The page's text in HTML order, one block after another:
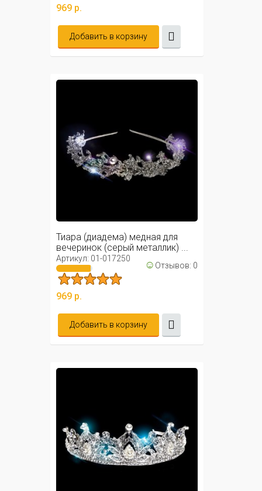
969 р.
Добавить в корзину
Тиара (диадема) медная для
вечеринок (серый металлик) ...
Артикул: 01-017250 ☺ Отзывов: 0
969 р.
Добавить в корзину